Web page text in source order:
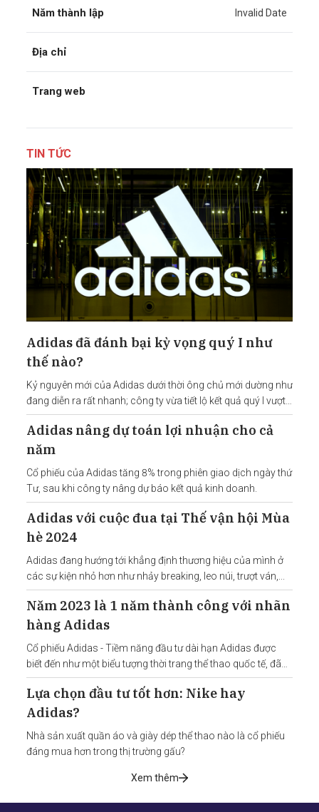
Năm thành lập Invalid Date
Địa chỉ
Trang web
TIN TỨC
Adidas đã đánh bại kỳ vọng quý I như
thế nào?
Kỷ nguyên mới của Adidas dưới thời ông chủ mới dường như
đang diễn ra rất nhanh; công ty vừa tiết lộ kết quả quý I vượt
kỳ vọng.
Adidas nâng dự toán lợi nhuận cho cả
năm
Cổ phiếu của Adidas tăng 8% trong phiên giao dịch ngày thứ
Tư, sau khi công ty nâng dự báo kết quả kinh doanh.
Adidas với cuộc đua tại Thế vận hội Mùa
hè 2024
Adidas đang hướng tới khẳng định thương hiệu của mình ở
các sự kiện nhỏ hơn như nhảy breaking, leo núi, trượt ván,...
Năm 2023 là 1 năm thành công với nhãn
hàng Adidas
Cổ phiếu Adidas - Tiềm năng đầu tư dài hạn Adidas được
biết đến như một biểu tượng thời trang thể thao quốc tế, đã
khẳng định vị thế của mình qua việc kết hợp chất lượng và
sáng tạo lên trên các sản
Lựa chọn đầu tư tốt hơn: Nike hay
Adidas?
Nhà sản xuất quần áo và giày dép thể thao nào là cổ phiếu
đáng mua hơn trong thị trường gấu?
Xem thêm